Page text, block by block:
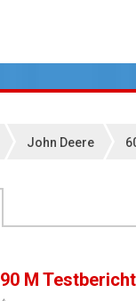
Home
Rundballenpressen
Teleskoplader
7.000
John Deere
M